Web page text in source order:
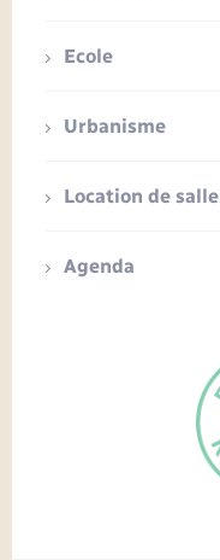
Ecole
Urbanisme
Location de salle
Agenda